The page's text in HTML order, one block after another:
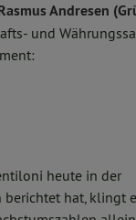
Andresen
und
heute in der
hat, klingt